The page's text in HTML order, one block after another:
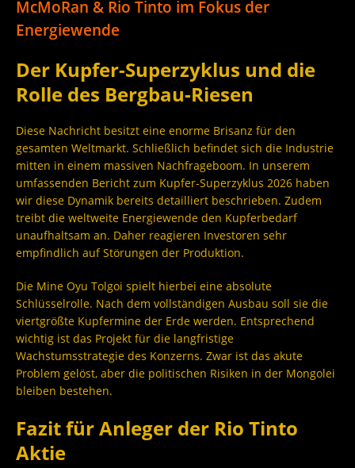
McMoRan & Rio Tinto im Fokus der
Energiewende
Der Kupfer-Superzyklus und die
Rolle des Bergbau-Riesen
Diese Nachricht besitzt eine enorme Brisanz für den
gesamten Weltmarkt. Schließlich befindet sich die Industrie
mitten in einem massiven Nachfrageboom. In unserem
umfassenden Bericht zum Kupfer-Superzyklus 2026 haben
wir diese Dynamik bereits detailliert beschrieben. Zudem
treibt die weltweite Energiewende den Kupferbedarf
unaufhaltsam an. Daher reagieren Investoren sehr
empfindlich auf Störungen der Produktion.
Die Mine Oyu Tolgoi spielt hierbei eine absolute
Schlüsselrolle. Nach dem vollständigen Ausbau soll sie die
viertgrößte Kupfermine der Erde werden. Entsprechend
wichtig ist das Projekt für die langfristige
Wachstumsstrategie des Konzerns. Zwar ist das akute
Problem gelöst, aber die politischen Risiken in der Mongolei
bleiben bestehen.
Fazit für Anleger der Rio Tinto
Aktie